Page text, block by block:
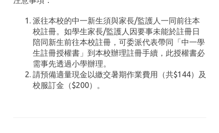
派往本校的中一新生須與家長/監護人 一同前往本
校註冊。如學生家長/監護人因要事未能於註冊日
陪同新生前往本校註冊，可委派代表帶同 「中一學
生註冊授權書」 到本校辦理註冊手續，此授權書必
需事先透過小學辦理。
請預備適量現金以繳交暑期作業費用 （共$144）及
校服訂金 （$200） 。